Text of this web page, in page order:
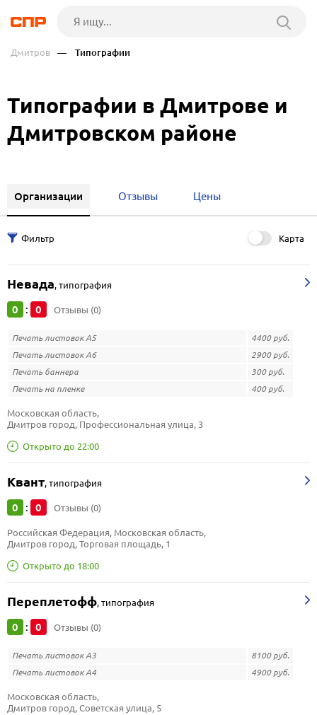
Дмитров — Типографии
Типографии в Дмитрове и
Дмитровском районе
Организации Отзывы Цены
Карта
Невада,типография
0 : 0 Отзывы (0)
Печать листовок А5
4400 руб.
Печать листовок А6
2900 руб.
Печать баннера
300 руб.
Печать на пленке
400 руб.
Открыто до 22:00
Московская область,
Дмитров город, Профессиональная улица, 3
Квант,типография
0 : 0 Отзывы (0)
Открыто до 18:00
Российская Федерация, Московская область,
Дмитров город, Торговая площадь, 1
Переплетофф,типография
0 : 0 Отзывы (0)
Печать листовок А3
8100 руб.
Печать листовок А4
4900 руб.
Московская область,
Дмитров город, Советская улица, 5